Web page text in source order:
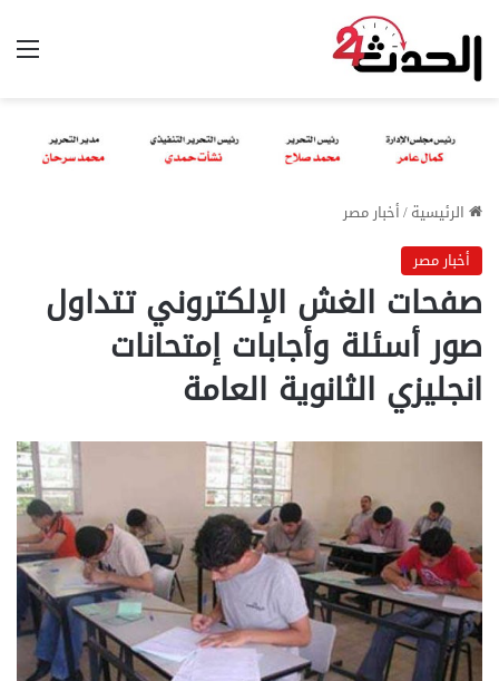
الرئيسية/أخبار مصر
أخبار مصر
صفحات الغش الإلكتروني تتداول
صور أسئلة وأجابات إمتحانات
انجليزي الثانوية العامة